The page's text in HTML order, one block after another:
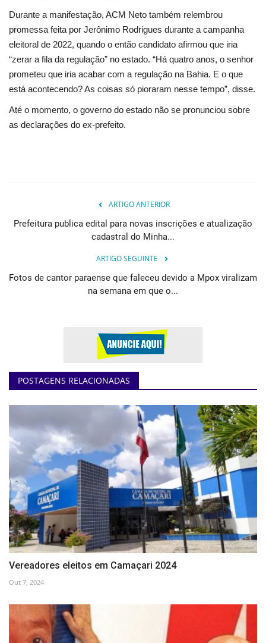
Durante a manifestação, ACM Neto também relembrou
promessa feita por Jerônimo Rodrigues durante a campanha
eleitoral de 2022, quando o então candidato afirmou que iria
“zerar a fila da regulação” no estado. “Há quatro anos, o senhor
prometeu que iria acabar com a regulação na Bahia. E o que
está acontecendo? As coisas só pioraram nesse tempo”, disse.
Até o momento, o governo do estado não se pronunciou sobre
as declarações do ex-prefeito.
ARTIGO ANTERIOR
Prefeitura publica edital para novas inscrições e atualização
cadastral do Minha...
ARTIGO SEGUINTE
Fotos de cantor paraense que faleceu devido a Mpox viralizam
na semana em que o...
POSTAGENS RELACIONADAS
Vereadores eleitos em Camaçari 2024
Out 7, 2024